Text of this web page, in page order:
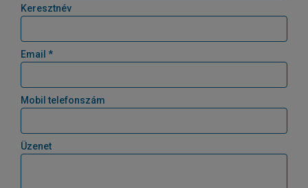
Keresztnév
Email *
Mobil telefonszám
Üzenet